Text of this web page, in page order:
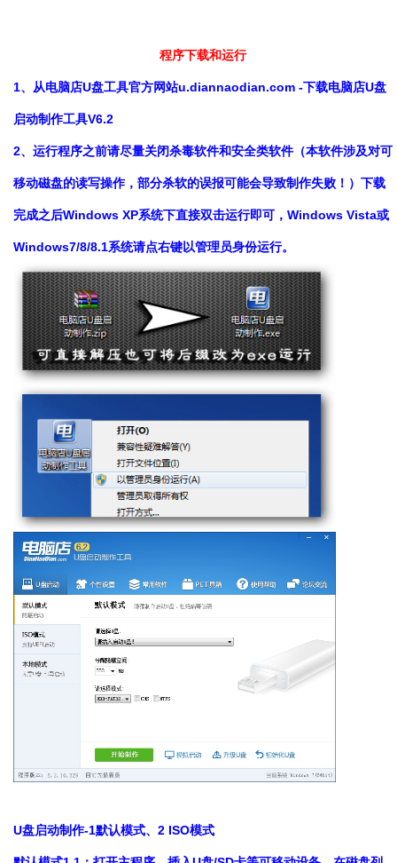
程序下载和运行
1、从电脑店U盘工具官方网站u.diannaodian.com -下载电脑店U盘
启动制作工具V6.2
2、运行程序之前请尽量关闭杀毒软件和安全类软件（本软件涉及对可
移动磁盘的读写操作，部分杀软的误报可能会导致制作失败！）下载
完成之后Windows XP系统下直接双击运行即可，Windows Vista或
Windows7/8/8.1系统请点右键以管理员身份运行。
U盘启动制作-1默认模式、2 ISO模式